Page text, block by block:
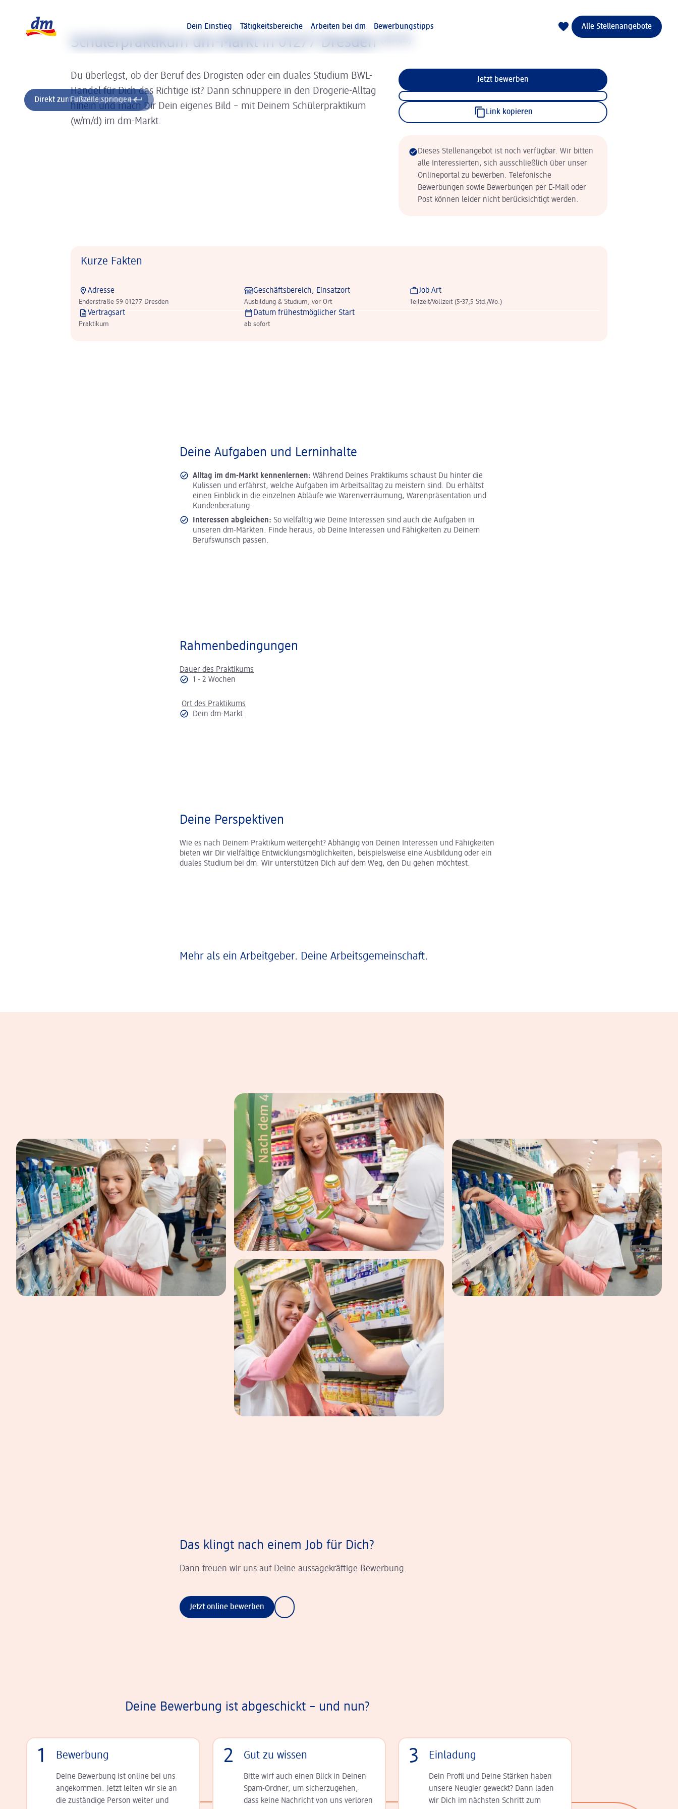
Direkt zum Inhalt springen
Direkt zur Fußzeile springen
Dein Einstieg
Tätigkeitsbereiche Arbeiten bei dm Bewerbungstipps Alle Stellenangebote
Schülerpraktikum dm-Markt in 01277 Dresden
Du überlegst, ob der Beruf des Drogisten oder ein duales Studium BWL-
Handel für Dich das Richtige ist? Dann schnuppere in den Drogerie-Alltag
hinein und mach Dir Dein eigenes Bild – mit Deinem Schülerpraktikum
(w/m/d) im dm-Markt.
Jetzt bewerben
Link kopieren
Dieses Stellenangebot ist noch verfügbar. Wir bitten
alle Interessierten, sich ausschließlich über unser
Onlineportal zu bewerben. Telefonische
Bewerbungen sowie Bewerbungen per E-Mail oder
Post können leider nicht berücksichtigt werden.
Kurze Fakten
Adresse
Enderstraße 59 01277 Dresden
Geschäftsbereich, Einsatzort
Ausbildung & Studium, vor Ort
Job Art
Teilzeit/Vollzeit (5-37,5 Std./Wo.)
Vertragsart
Praktikum
Datum frühestmöglicher Start
ab sofort
Deine Aufgaben und Lerninhalte
Alltag im dm-Markt kennenlernen: Während Deines Praktikums schaust Du hinter die
Kulissen und erfährst, welche Aufgaben im Arbeitsalltag zu meistern sind. Du erhältst
einen Einblick in die einzelnen Abläufe wie Warenverräumung, Warenpräsentation und
Kundenberatung.
Interessen abgleichen: So vielfältig wie Deine Interessen sind auch die Aufgaben in
unseren dm-Märkten. Finde heraus, ob Deine Interessen und Fähigkeiten zu Deinem
Berufswunsch passen.
Rahmenbedingungen
Dauer des Praktikums
1 - 2 Wochen
Ort des Praktikums
Dein dm-Markt
Deine Perspektiven
Wie es nach Deinem Praktikum weitergeht? Abhängig von Deinen Interessen und Fähigkeiten
bieten wir Dir vielfältige Entwicklungsmöglichkeiten, beispielsweise eine Ausbildung oder ein
duales Studium bei dm. Wir unterstützen Dich auf dem Weg, den Du gehen möchtest.
Mehr als ein Arbeitgeber. Deine Arbeitsgemeinschaft.
Das klingt nach einem Job für Dich?
Dann freuen wir uns auf Deine aussagekräftige Bewerbung.
Jetzt online bewerben
Deine Bewerbung ist abgeschickt – und nun?
1 Bewerbung
Deine Bewerbung ist online bei uns
angekommen. Jetzt leiten wir sie an
die zu­stän­dige Person weiter und
2 Gut zu wissen
Bitte wirf auch einen Blick in Deinen
Spam-Ordner, um sicherzugehen,
dass keine Nachricht von uns verloren
3 Einladung
Dein Profil und Deine Stär­ken haben
unsere Neugier geweckt? Dann laden
wir Dich im nächsten Schritt zum